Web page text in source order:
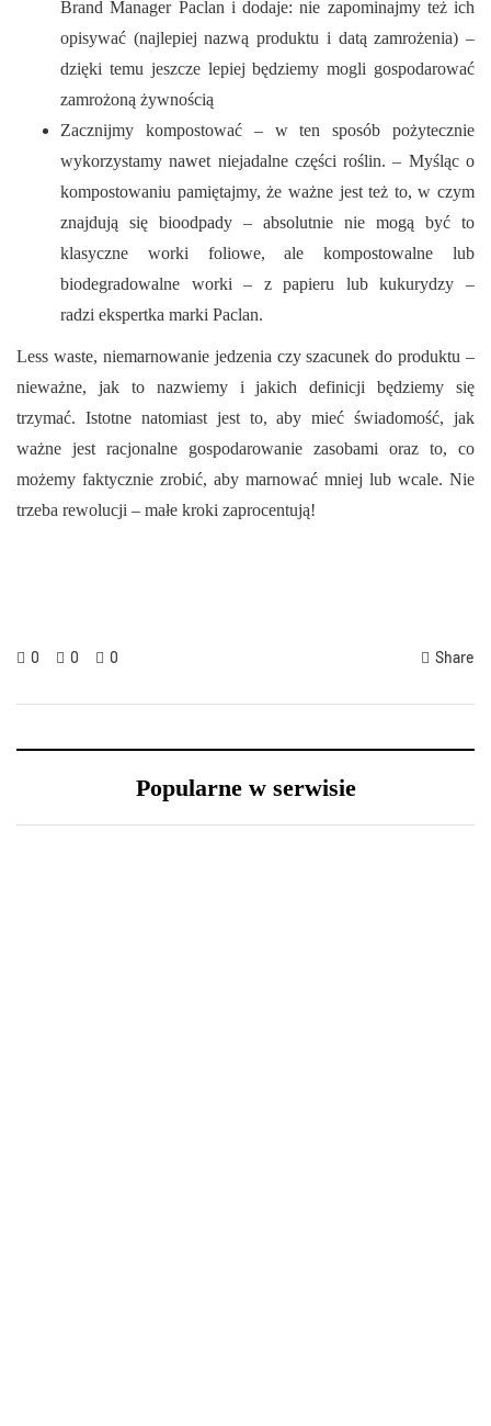
Brand Manager Paclan i dodaje: nie zapominajmy też ich
opisywać (najlepiej nazwą produktu i datą zamrożenia) –
dzięki temu jeszcze lepiej będziemy mogli gospodarować
zamrożoną żywnością
Zacznijmy kompostować – w ten sposób pożytecznie
wykorzystamy nawet niejadalne części roślin. – Myśląc o
kompostowaniu pamiętajmy, że ważne jest też to, w czym
znajdują się bioodpady – absolutnie nie mogą być to
klasyczne worki foliowe, ale kompostowalne lub
biodegradowalne worki – z papieru lub kukurydzy –
radzi ekspertka marki Paclan.
Less waste, niemarnowanie jedzenia czy szacunek do produktu –
nieważne, jak to nazwiemy i jakich definicji będziemy się
trzymać. Istotne natomiast jest to, aby mieć świadomość, jak
ważne jest racjonalne gospodarowanie zasobami oraz to, co
możemy faktycznie zrobić, aby marnować mniej lub wcale. Nie
trzeba rewolucji – małe kroki zaprocentują!
0 0 0 Share
Popularne w serwisie